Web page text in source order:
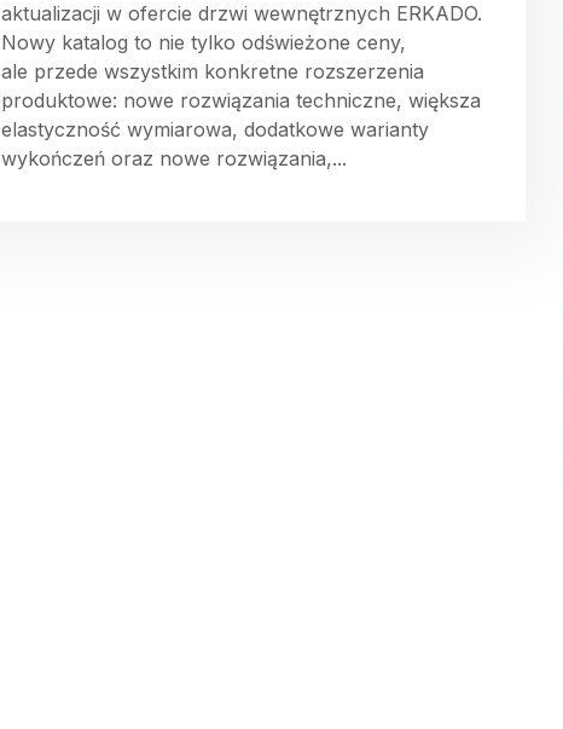
aktualizacji w ofercie drzwi wewnętrznych ERKADO.
Nowy katalog to nie tylko odświeżone ceny,
ale przede wszystkim konkretne rozszerzenia
produktowe: nowe rozwiązania techniczne, większa
elastyczność wymiarowa, dodatkowe warianty
wykończeń oraz nowe rozwiązania,...